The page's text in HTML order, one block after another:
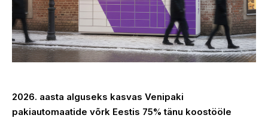
2026. aasta alguseks kasvas Venipaki
pakiautomaatide võrk Eestis 75% tänu koostööle